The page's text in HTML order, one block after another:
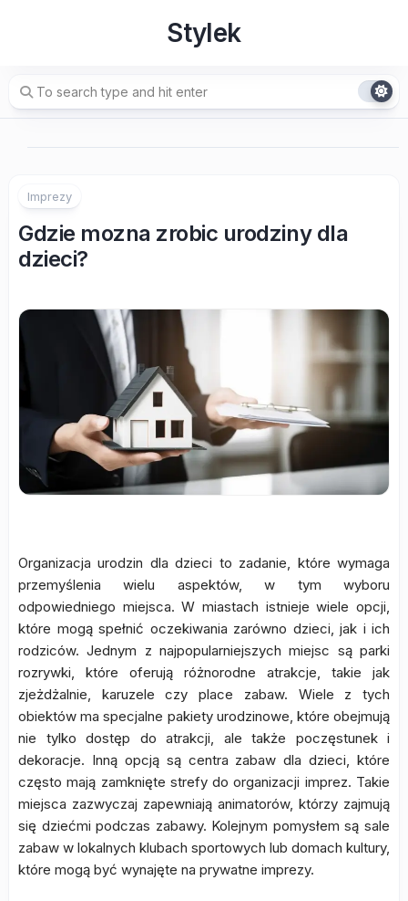
Stylek
Imprezy
Gdzie mozna zrobic urodziny dla
dzieci?
Organizacja urodzin dla dzieci to zadanie, które wymaga
przemyślenia wielu aspektów, w tym wyboru
odpowiedniego miejsca. W miastach istnieje wiele opcji,
które mogą spełnić oczekiwania zarówno dzieci, jak i ich
rodziców. Jednym z najpopularniejszych miejsc są parki
rozrywki, które oferują różnorodne atrakcje, takie jak
zjeżdżalnie, karuzele czy place zabaw. Wiele z tych
obiektów ma specjalne pakiety urodzinowe, które obejmują
nie tylko dostęp do atrakcji, ale także poczęstunek i
dekoracje. Inną opcją są centra zabaw dla dzieci, które
często mają zamknięte strefy do organizacji imprez. Takie
miejsca zazwyczaj zapewniają animatorów, którzy zajmują
się dziećmi podczas zabawy. Kolejnym pomysłem są sale
zabaw w lokalnych klubach sportowych lub domach kultury,
które mogą być wynajęte na prywatne imprezy.